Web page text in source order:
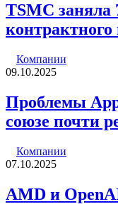
TSMC
Компании
09.10.2025
Проблемы
союзе почти
Компании
07.10.2025
AMD и